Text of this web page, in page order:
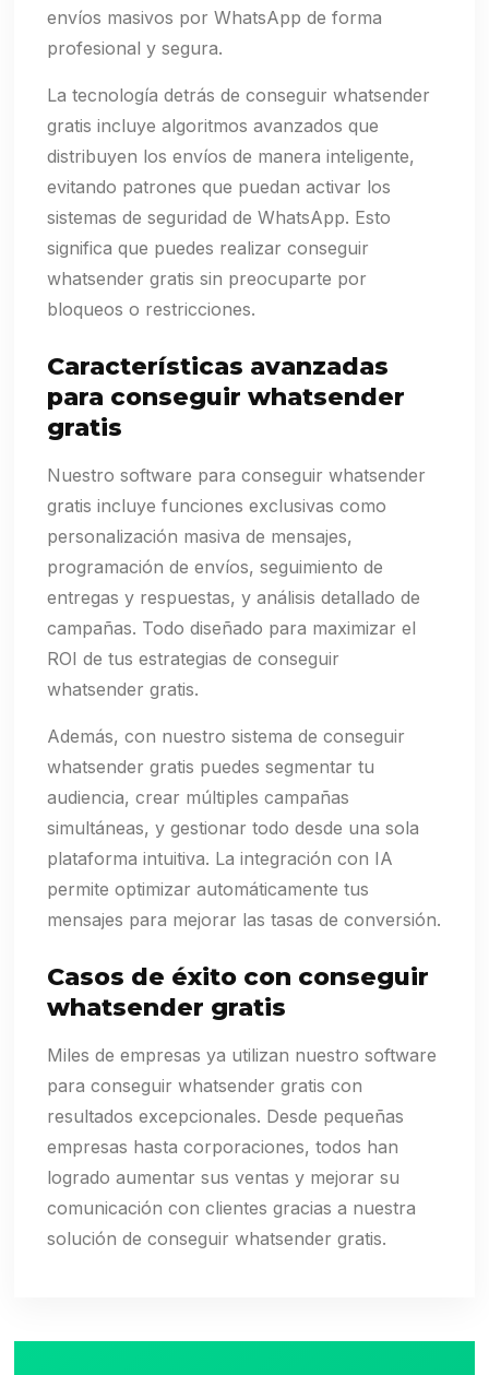
envíos masivos por WhatsApp de forma
profesional y segura.
La tecnología detrás de conseguir whatsender
gratis incluye algoritmos avanzados que
distribuyen los envíos de manera inteligente,
evitando patrones que puedan activar los
sistemas de seguridad de WhatsApp. Esto
significa que puedes realizar conseguir
whatsender gratis sin preocuparte por
bloqueos o restricciones.
Características avanzadas
para conseguir whatsender
gratis
Nuestro software para conseguir whatsender
gratis incluye funciones exclusivas como
personalización masiva de mensajes,
programación de envíos, seguimiento de
entregas y respuestas, y análisis detallado de
campañas. Todo diseñado para maximizar el
ROI de tus estrategias de conseguir
whatsender gratis.
Además, con nuestro sistema de conseguir
whatsender gratis puedes segmentar tu
audiencia, crear múltiples campañas
simultáneas, y gestionar todo desde una sola
plataforma intuitiva. La integración con IA
permite optimizar automáticamente tus
mensajes para mejorar las tasas de conversión.
Casos de éxito con conseguir
whatsender gratis
Miles de empresas ya utilizan nuestro software
para conseguir whatsender gratis con
resultados excepcionales. Desde pequeñas
empresas hasta corporaciones, todos han
logrado aumentar sus ventas y mejorar su
comunicación con clientes gracias a nuestra
solución de conseguir whatsender gratis.